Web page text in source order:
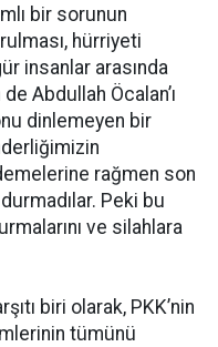
bir sorunun
hürriyeti
insanlar arasında
Abdullah Öcalan’ı
dinlemeyen bir
rağmen son
Peki bu
ve silahlara
biri olarak, PKK’nin
tümünü